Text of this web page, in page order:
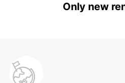
Only new